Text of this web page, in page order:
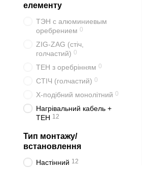
елементу
ТЭН с алюминиевым
оребрением 0
ZIG-ZAG (стіч,
голчастий) 0
ТЕН з оребрінням 0
СТІЧ (голчастий) 0
Х-подібний монолітний 0
Нагрівальний кабель +
ТЕН 12
Тип монтажу/
встановлення
Настінний 12